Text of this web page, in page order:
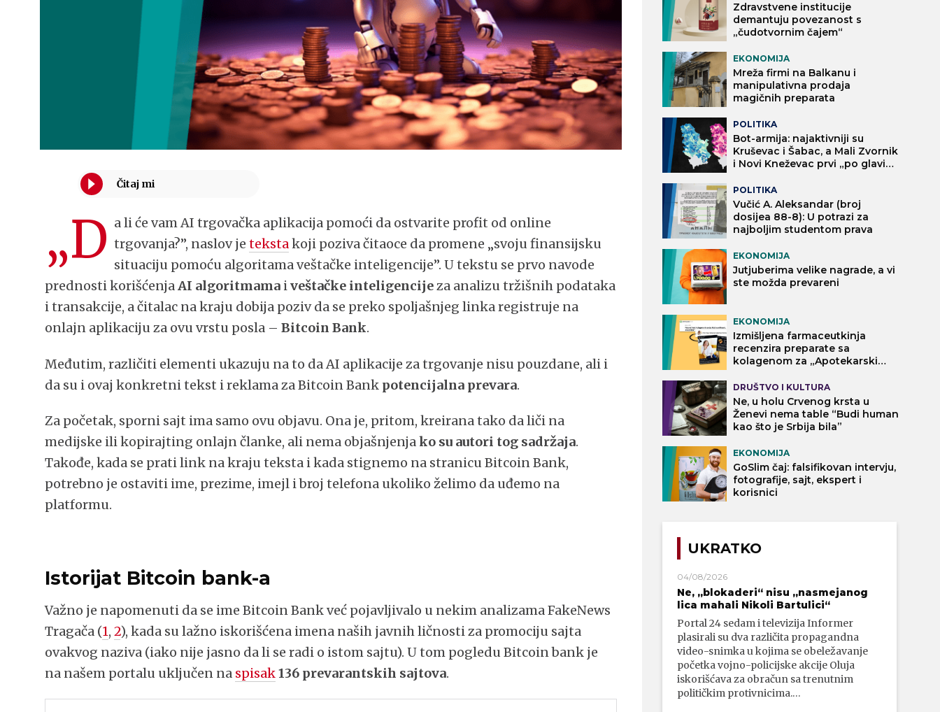
„D a li će vam AI trgovačka aplikacija pomoći da ostvarite profit od online
trgovanja?”, naslov jetekstakoji poziva čitaoce da promene „svoju finansijsku
situaciju pomoću algoritama veštačke inteligencije”. U tekstu se prvo navode
prednosti korišćenjaAI algoritmama iveštačke inteligencijeza analizu tržišnih podataka
i transakcije, a čitalac na kraju dobija poziv da se preko spoljašnjeg linka registruje na
onlajn aplikaciju za ovu vrstu posla –Bitcoin Bank.
Međutim, različiti elementi ukazuju na to da AI aplikacije za trgovanje nisu pouzdane, ali i
da su i ovaj konkretni tekst i reklama za Bitcoin Bank potencijalna prevara.
Za početak, sporni sajt ima samo ovu objavu. Ona je, pritom, kreirana tako da liči na
medijske ili kopirajting onlajn članke, ali nema objašnjenjako su autori tog sadržaja.
Takođe, kada se prati link na kraju teksta i kada stignemo na stranicu Bitcoin Bank,
potrebno je ostaviti ime, prezime, imejl i broj telefona ukoliko želimo da uđemo na
platformu.
Istorijat Bitcoin bank-a
Važno je napomenuti da se ime Bitcoin Bank već pojavljivalo u nekim analizama FakeNews
Tragača (1,2), kada su lažno iskorišćena imena naših javnih ličnosti za promociju sajta
ovakvog naziva (iako nije jasno da li se radi o istom sajtu). U tom pogledu Bitcoin bank je
na našem portalu uključen na spisak136 prevarantskih sajtova.
Zdravstvene institucije
demantuju povezanost s
„čudotvornim čajem“
EKONOMIJA
Mreža firmi na Balkanu i
manipulativna prodaja
magičnih preparata
POLITIKA
Bot-armija: najaktivniji su
Kruševac i Šabac, a Mali Zvornik
i Novi Kneževac prvi „po glavi
POLITIKA
Vučić A. Aleksandar (broj
dosijea 88-8): U potrazi za
najboljim studentom prava
EKONOMIJA
Jutjuberima velike nagrade, a vi
ste možda prevareni
EKONOMIJA
Izmišljena farmaceutkinja
recenzira preparate sa
kolagenom za „Apotekarski
DRUŠTVO I KULTURA
Ne, u holu Crvenog krsta u
Ženevi nema table “Budi human
kao što je Srbija bila”
EKONOMIJA
GoSlim čaj: falsifikovan intervju,
fotografije, sajt, ekspert i
korisnici
UKRATKO
04/08/2026
Ne, „blokaderi“ nisu „nasmejanog
lica mahali Nikoli Bartulici“
Portal 24 sedam i televizija Informer
plasirali su dva različita propagandna
video-snimka u kojima se obeležavanje
početka vojno-policijske akcije Oluja
iskorišćava za obračun sa trenutnim
političkim protivnicima.…